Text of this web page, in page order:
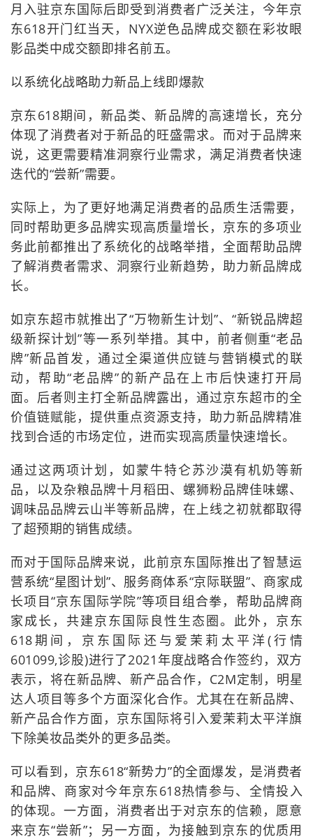
月入驻京东国际后即受到消费者广泛关注，今年京
东618开门红当天，NYX逆色品牌成交额在彩妆眼
影品类中成交额即排名前五。
以系统化战略助力新品上线即爆款
京东618期间，新品类、新品牌的高速增长，充分
体现了消费者对于新品的旺盛需求。而对于品牌来
说，这更需要精准洞察行业需求，满足消费者快速
迭代的“尝新”需要。
实际上，为了更好地满足消费者的品质生活需要，
同时帮助更多品牌实现高质量增长，京东的多项业
务此前都推出了系统化的战略举措，全面帮助品牌
了解消费者需求、洞察行业新趋势，助力新品牌成
长。
如京东超市就推出了“万物新生计划”、“新锐品牌超
级新探计划”等一系列举措。其中，前者侧重“老品
牌”新品首发，通过全渠道供应链与营销模式的联
动，帮助“老品牌”的新产品在上市后快速打开局
面。后者则主打全新品牌露出，通过京东超市的全
价值链赋能，提供重点资源支持，助力新品牌精准
找到合适的市场定位，进而实现高质量快速增长。
通过这两项计划，如蒙牛特仑苏沙漠有机奶等新
品，以及杂粮品牌十月稻田、螺狮粉品牌佳味螺、
调味品品牌云山半等新品牌，在上线之初就都取得
了超预期的销售成绩。
而对于国际品牌来说，此前京东国际推出了智慧运
营系统“星图计划”、服务商体系“京际联盟”、商家成
长项目“京东国际学院”等项目组合拳，帮助品牌商
家成长，共建京东国际良性生态圈。此外，京东
618期间，京东国际还与爱茉莉太平洋(行情
601099,诊股)进行了2021年度战略合作签约，双方
表示，将在新品牌、新产品合作，C2M定制，明星
达人项目等多个方面深化合作。尤其在在新品牌、
新产品合作方面，京东国际将引入爱茉莉太平洋旗
下除美妆品类外的更多品类。
可以看到，京东618“新势力”的全面爆发，是消费者
和品牌、商家对今年京东618热情参与、全情投入
的体现。一方面，消费者出于对京东的信赖，愿意
来京东“尝新”；另一方面，为接触到京东的优质用